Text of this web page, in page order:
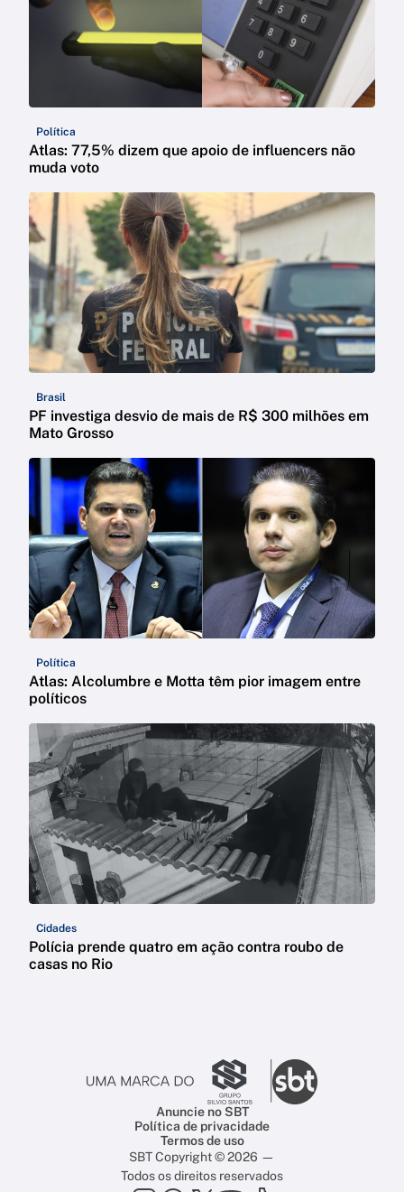
Política
Atlas: 77,5% dizem que apoio de influencers não
muda voto
Brasil
PF investiga desvio de mais de R$ 300 milhões em
Mato Grosso
Política
Atlas: Alcolumbre e Motta têm pior imagem entre
políticos
Cidades
Polícia prende quatro em ação contra roubo de
casas no Rio
Anuncie no SBT
Política de privacidade
Termos de uso
SBT Copyright © 2026 —
Todos os direitos reservados